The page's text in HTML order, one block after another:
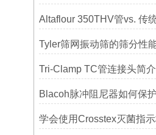
Tri-Clamp TC管连接头简介